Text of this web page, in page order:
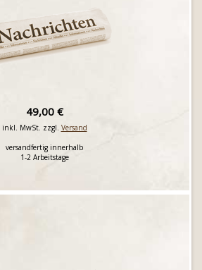
49,00 €
inkl. MwSt. zzgl. Versand
versandfertig innerhalb
1-2 Arbeitstage